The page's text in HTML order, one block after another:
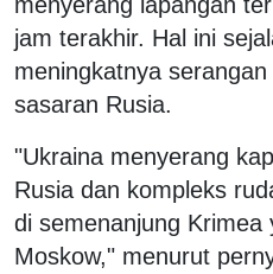
jam terakhir. Hal ini
meningkatnya
sasaran Rusia.
"Ukraina menyerang
Rusia dan kompleks
di semenanjung Krimea
Moskow," menurut